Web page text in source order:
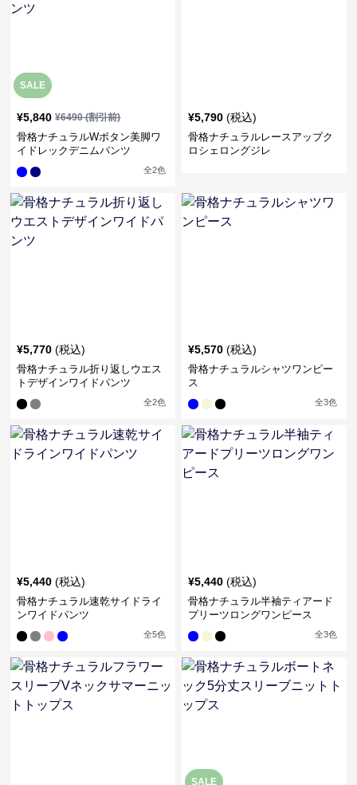
SALE
¥5,840 ¥6490(割引前)
骨格ナチュラルWボタン美脚ワ
イドレックデニムパンツ
全2色
¥5,790 (税込)
骨格ナチュラルレースアップク
ロシェロングジレ
¥5,770 (税込)
骨格ナチュラル折り返しウエス
トデザインワイドパンツ
全2色
¥5,570 (税込)
骨格ナチュラルシャツワンピー
ス
全3色
¥5,440 (税込)
骨格ナチュラル速乾サイドライ
ンワイドパンツ
全5色
¥5,440 (税込)
骨格ナチュラル半袖ティアード
プリーツロングワンピース
全3色
SALE